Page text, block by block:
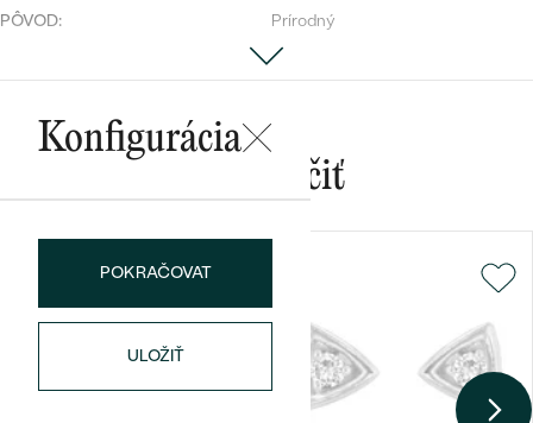
Bestsellery
PÔVOD:
Prírodný
Konfigurácia
POKRAČOVAT
ULOŽIŤ
Mohlo by sa vám páčiť